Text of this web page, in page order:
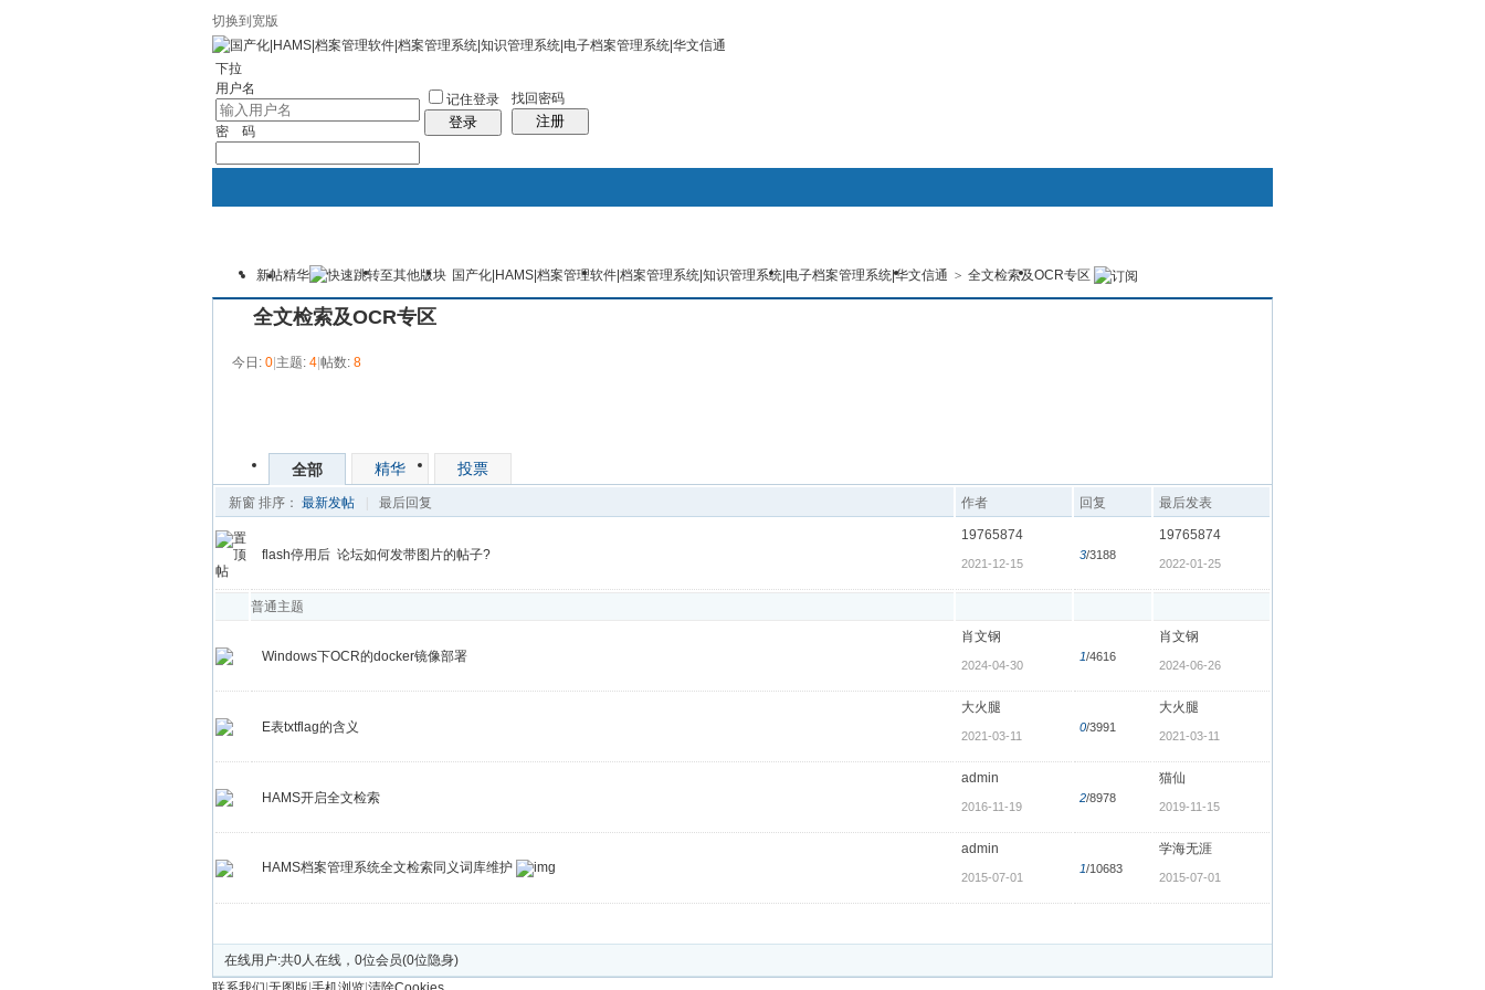
切换到宽版
下拉
用户名
密 码
记住登录
登录
找回密码
注册
华文档案官网 论坛 档案管理系统专区 人事档案管理系统专区 档案业务专区 档案工作交流 办公软件区
投诉与建议
搜索
热搜： 报表 水印 工作流 流程审批自定义 三维库房
新帖精华 国产化|HAMS|档案管理软件|档案管理系统|知识管理系统|电子档案管理系统|华文信通 > 全文检索及OCR专区
全文检索及OCR专区
今日: 0|主题: 4|帖数: 8
全部 精华 投票
新窗 排序： 最新发帖 最后回复 作者 回复 最后发表
flash停用后 论坛如何发带图片的帖子?
19765874
2021-12-15
3/3188
19765874
2022-01-25
普通主题
Windows下OCR的docker镜像部署
肖文钢
2024-04-30
1/4616
肖文钢
2024-06-26
E表txtflag的含义
大火腿
2021-03-11
0/3991
大火腿
2021-03-11
HAMS开启全文检索
admin
2016-11-19
2/8978
猫仙
2019-11-15
HAMS档案管理系统全文检索同义词库维护
admin
2015-07-01
1/10683
学海无涯
2015-07-01
在线用户:共0人在线，0位会员(0位隐身)